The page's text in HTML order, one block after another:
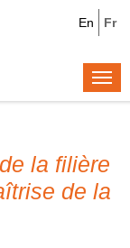
Fr
En
la filière
de la